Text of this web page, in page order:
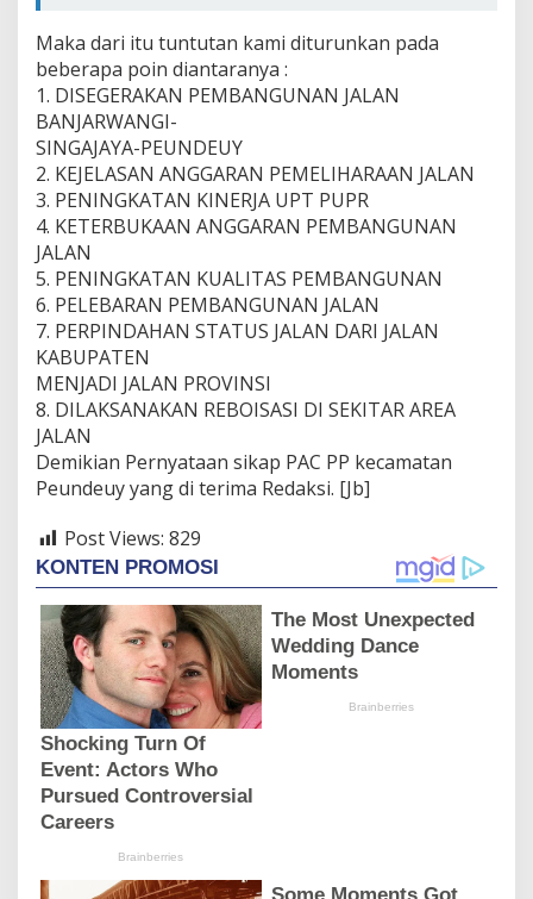
Maka dari itu tuntutan kami diturunkan pada
beberapa poin diantaranya :
1. DISEGERAKAN PEMBANGUNAN JALAN
BANJARWANGI-
SINGAJAYA-PEUNDEUY
2. KEJELASAN ANGGARAN PEMELIHARAAN JALAN
3. PENINGKATAN KINERJA UPT PUPR
4. KETERBUKAAN ANGGARAN PEMBANGUNAN
JALAN
5. PENINGKATAN KUALITAS PEMBANGUNAN
6. PELEBARAN PEMBANGUNAN JALAN
7. PERPINDAHAN STATUS JALAN DARI JALAN
KABUPATEN
MENJADI JALAN PROVINSI
8. DILAKSANAKAN REBOISASI DI SEKITAR AREA
JALAN
Demikian Pernyataan sikap PAC PP kecamatan
Peundeuy yang di terima Redaksi. [Jb]
Post Views: 829